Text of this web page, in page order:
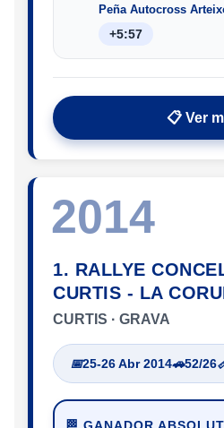
Peña Autocross
+5:57
📋 Ver
2014
1. RALLYE
CURTIS - LA
CURTIS · GRAVA
📅25-26 Abr 2014🚗52/26